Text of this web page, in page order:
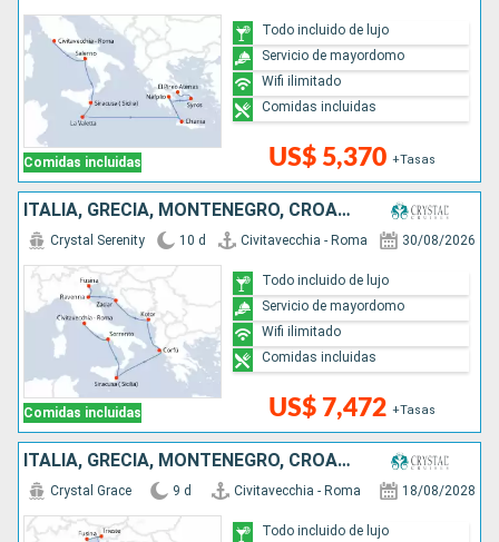
Comidas incluidas US$ 5,370 +Tasas
Todo incluido de lujo
Servicio de mayordomo
Wifi ilimitado
Comidas incluidas
ITALIA, GRECIA, MONTENEGRO, CROACIA
Comidas incluidas
Crystal Serenity 10 d Civitavecchia - Roma 30/08/2026
US$ 7,472 +Tasas
Todo incluido de lujo
Servicio de mayordomo
Wifi ilimitado
Comidas incluidas
ITALIA, GRECIA, MONTENEGRO, CROACIA
Crystal Grace 9 d Civitavecchia - Roma 18/08/2028
Todo incluido de lujo